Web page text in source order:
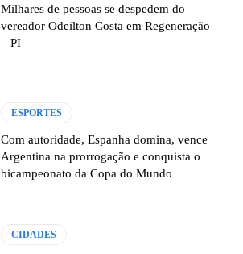
Milhares de pessoas se despedem do
vereador Odeilton Costa em Regeneração
– PI
ESPORTES
Com autoridade, Espanha domina, vence
Argentina na prorrogação e conquista o
bicampeonato da Copa do Mundo
CIDADES